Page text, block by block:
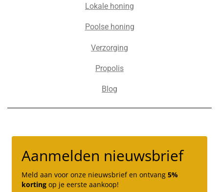
Lokale honing
Poolse honing
Verzorging
Propolis
Blog
Aanmelden nieuwsbrief
Meld aan voor onze nieuwsbrief en ontvang 5%
korting op je eerste aankoop!